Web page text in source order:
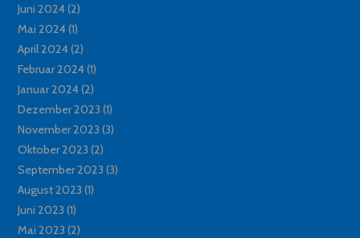
Juni 2024(2)
Mai 2024(1)
April 2024(2)
Februar 2024(1)
Januar 2024(2)
Dezember 2023 (1)
November 2023 (3)
Oktober 2023 (2)
September 2023 (3)
August 2023 (1)
Juni 2023 (1)
Mai 2023 (2)